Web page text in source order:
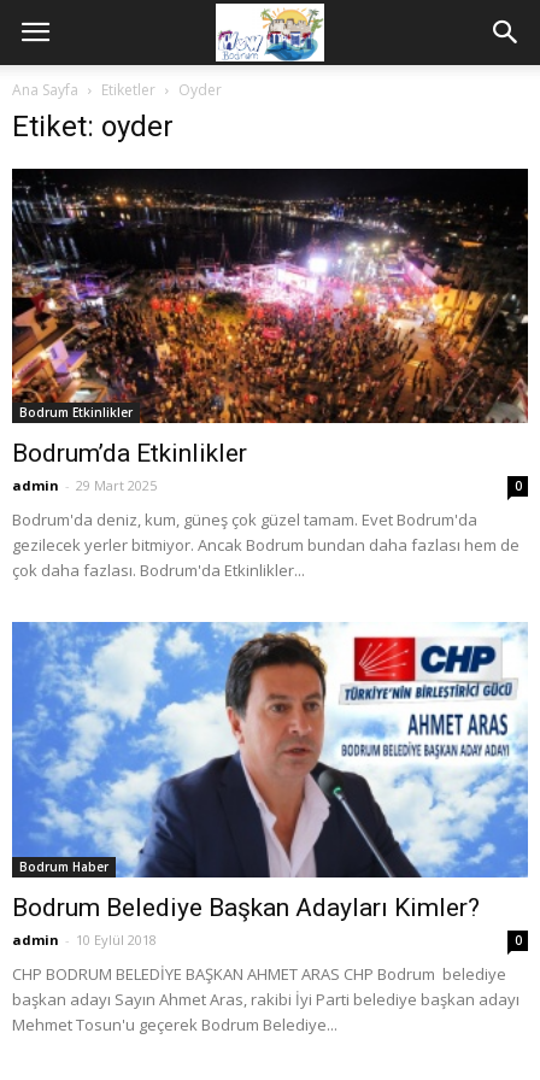
Ana Sayfa Etiketler Oyder
Etiket: oyder
Bodrum Etkinlikler
Bodrum’da Etkinlikler
admin - 29 Mart 2025 0
Bodrum'da deniz, kum, güneş çok güzel tamam. Evet Bodrum'da
gezilecek yerler bitmiyor. Ancak Bodrum bundan daha fazlası hem de
çok daha fazlası. Bodrum'da Etkinlikler...
Bodrum Haber
Bodrum Belediye Başkan Adayları Kimler?
admin - 10 Eylül 2018 0
CHP BODRUM BELEDİYE BAŞKAN AHMET ARAS CHP Bodrum belediye
başkan adayı Sayın Ahmet Aras, rakibi İyi Parti belediye başkan adayı
Mehmet Tosun'u geçerek Bodrum Belediye...